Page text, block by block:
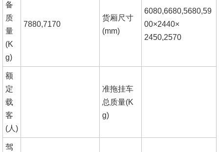
备
质
量
(K
g)
7880,7170
货厢尺寸
(mm)
6080,6680,5680,59
00×2440×
2450,2570
额
定
载
客
(人)
准拖挂车
总质量(K
g)
驾